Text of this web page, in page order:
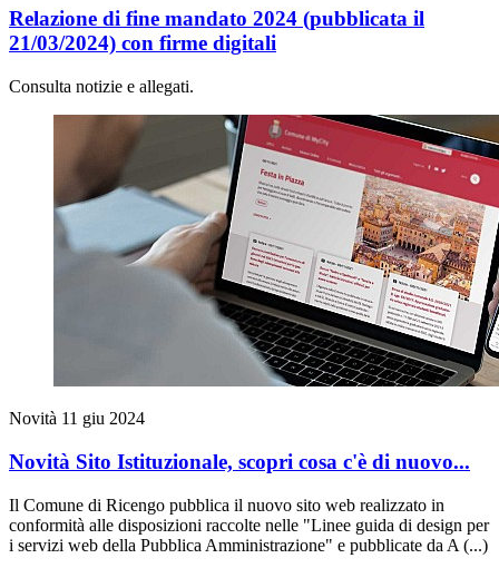
Relazione di fine mandato 2024 (pubblicata il
21/03/2024) con firme digitali
Consulta notizie e allegati.
Novità 11 giu 2024
Novità Sito Istituzionale, scopri cosa c'è di nuovo...
Il Comune di Ricengo pubblica il nuovo sito web realizzato in
conformità alle disposizioni raccolte nelle "Linee guida di design per
i servizi web della Pubblica Amministrazione" e pubblicate da A (...)